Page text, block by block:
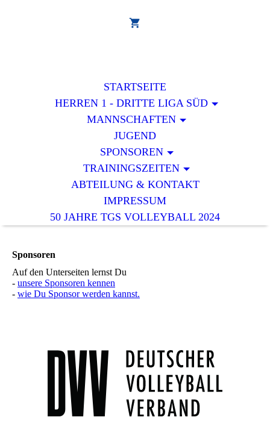
STARTSEITE
HERREN 1 - DRITTE LIGA SÜD
MANNSCHAFTEN
JUGEND
SPONSOREN
TRAININGSZEITEN
ABTEILUNG & KONTAKT
IMPRESSUM
50 JAHRE TGS VOLLEYBALL 2024
Sponsoren
Auf den Unterseiten lernst Du
- unsere Sponsoren kennen
- wie Du Sponsor werden kannst.